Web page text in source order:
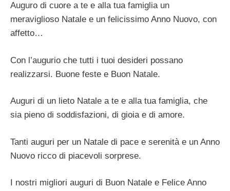
Auguro di cuore a te e alla tua famiglia un
meraviglioso Natale e un felicissimo Anno Nuovo, con
affetto…
Con l’augurio che tutti i tuoi desideri possano
realizzarsi. Buone feste e Buon Natale.
Auguri di un lieto Natale a te e alla tua famiglia, che
sia pieno di soddisfazioni, di gioia e di amore.
Tanti auguri per un Natale di pace e serenità e un Anno
Nuovo ricco di piacevoli sorprese.
I nostri migliori auguri di Buon Natale e Felice Anno